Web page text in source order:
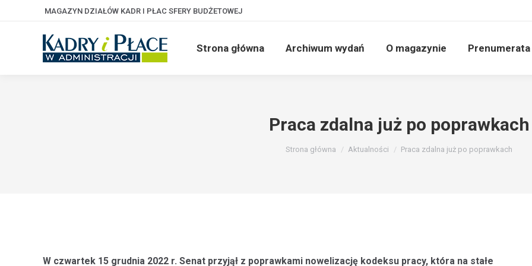
MAGAZYN DZIAŁÓW KADR I PŁAC SFERY BUDŻETOWEJ
Strona główna Archiwum wydań O magazynie Prenumerata
Praca zdalna już po poprawkach
Jesteś tutaj:
Strona główna Aktualności Praca zdalna już po poprawkach
W czwartek 15 grudnia 2022 r. Senat przyjął z poprawkami nowelizację kodeksu pracy, która na stałe